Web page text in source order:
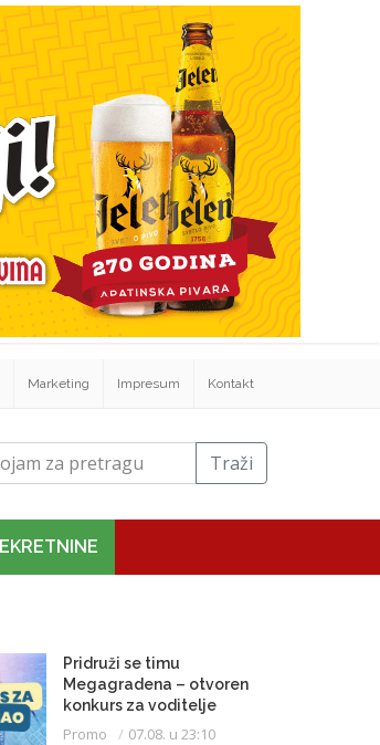
Marketing Impresum Kontakt
Traži
Pridruži se timu
Megagradena – otvoren
konkurs za voditelje
gradilišta
Promo 07.08. u 23:10